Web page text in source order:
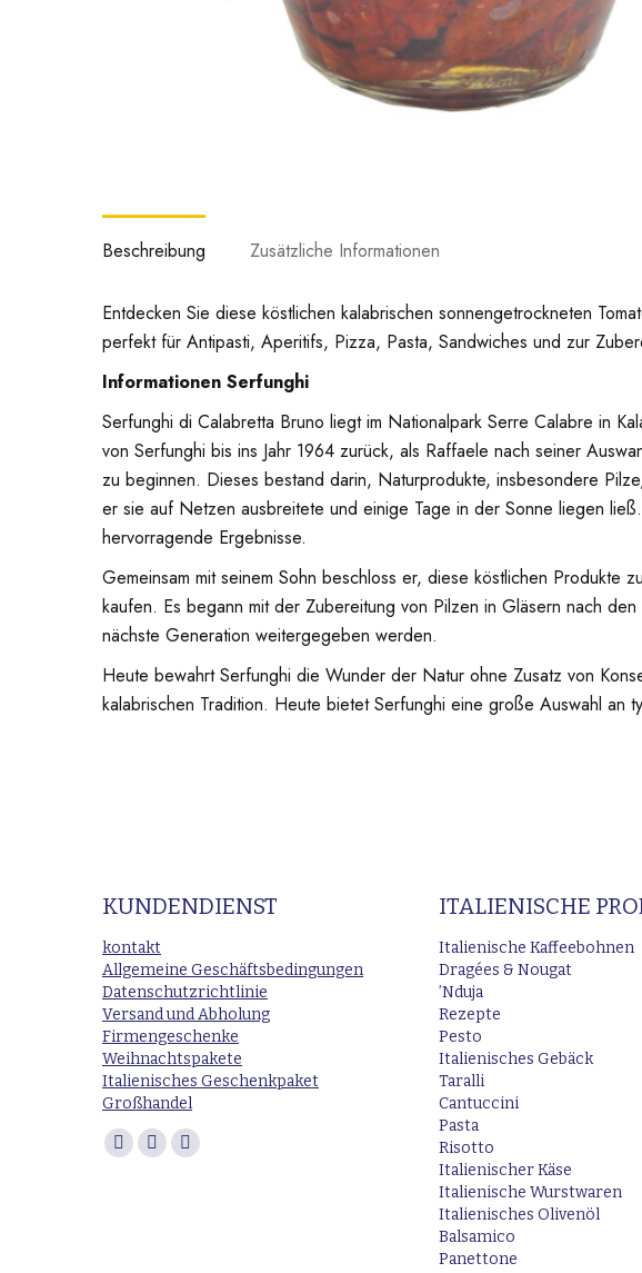
Beschreibung Zusätzliche Informationen
Entdecken Sie diese köstlichen kalabrischen sonnengetrockneten
perfekt für Antipasti, Aperitifs, Pizza, Pasta, Sandwiches und zur
Informationen Serfunghi
Serfunghi di Calabretta Bruno liegt im Nationalpark Serre Calabre in
von Serfunghi bis ins Jahr 1964 zurück, als Raffaele nach seiner
zu beginnen. Dieses bestand darin, Naturprodukte, insbesondere
er sie auf Netzen ausbreitete und einige Tage in der Sonne liegen
hervorragende Ergebnisse.
Gemeinsam mit seinem Sohn beschloss er, diese köstlichen
kaufen. Es begann mit der Zubereitung von Pilzen in Gläsern nach
nächste Generation weitergegeben werden.
Heute bewahrt Serfunghi die Wunder der Natur ohne Zusatz von
kalabrischen Tradition. Heute bietet Serfunghi eine große Auswahl an
KUNDENDIENST
kontakt
Allgemeine Geschäftsbedingungen
Datenschutzrichtlinie
Versand und Abholung
Firmengeschenke
Weihnachtspakete
Italienisches Geschenkpaket
Großhandel
Finden Sie uns auf:
Facebook
Instagram
E-
ITALIENISCHE
Italienische Kaffeebohnen
Dragées & Nougat
’Nduja
Rezepte
Pesto
Italienisches Gebäck
Taralli
Cantuccini
Pasta
Risotto
Italienischer Käse
Italienische Wurstwaren
Italienisches Olivenöl
Balsamico
Panettone